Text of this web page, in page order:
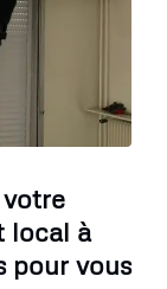
local à
pour vous